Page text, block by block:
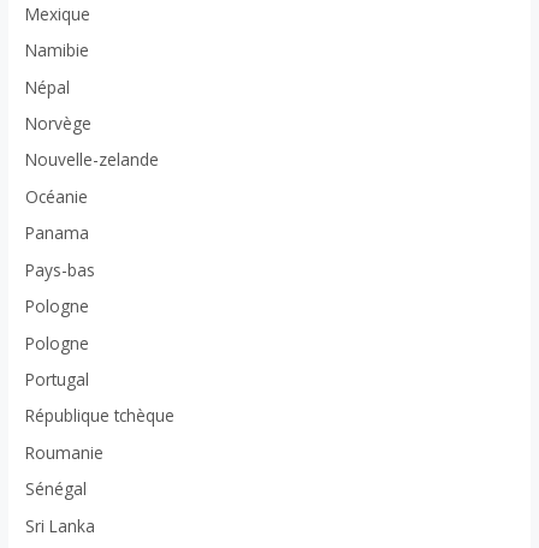
Mexique
Namibie
Népal
Norvège
Nouvelle-zelande
Océanie
Panama
Pays-bas
Pologne
Pologne
Portugal
République tchèque
Roumanie
Sénégal
Sri Lanka